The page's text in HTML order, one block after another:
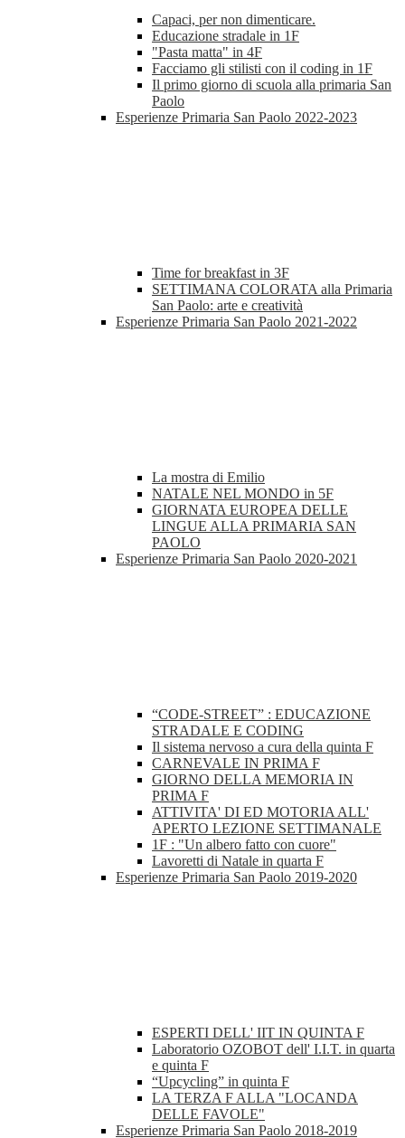
Capaci, per non dimenticare.
Educazione stradale in 1F
"Pasta matta" in 4F
Facciamo gli stilisti con il coding in 1F
Il primo giorno di scuola alla primaria San
Paolo
Esperienze Primaria San Paolo 2022-2023
Time for breakfast in 3F
SETTIMANA COLORATA alla Primaria
San Paolo: arte e creatività
Esperienze Primaria San Paolo 2021-2022
La mostra di Emilio
NATALE NEL MONDO in 5F
GIORNATA EUROPEA DELLE
LINGUE ALLA PRIMARIA SAN
PAOLO
Esperienze Primaria San Paolo 2020-2021
“CODE-STREET” : EDUCAZIONE
STRADALE E CODING
Il sistema nervoso a cura della quinta F
CARNEVALE IN PRIMA F
GIORNO DELLA MEMORIA IN
PRIMA F
ATTIVITA' DI ED MOTORIA ALL'
APERTO LEZIONE SETTIMANALE
1F : "Un albero fatto con cuore"
Lavoretti di Natale in quarta F
Esperienze Primaria San Paolo 2019-2020
ESPERTI DELL' IIT IN QUINTA F
Laboratorio OZOBOT dell' I.I.T. in quarta
e quinta F
“Upcycling” in quinta F
LA TERZA F ALLA "LOCANDA
DELLE FAVOLE"
Esperienze Primaria San Paolo 2018-2019